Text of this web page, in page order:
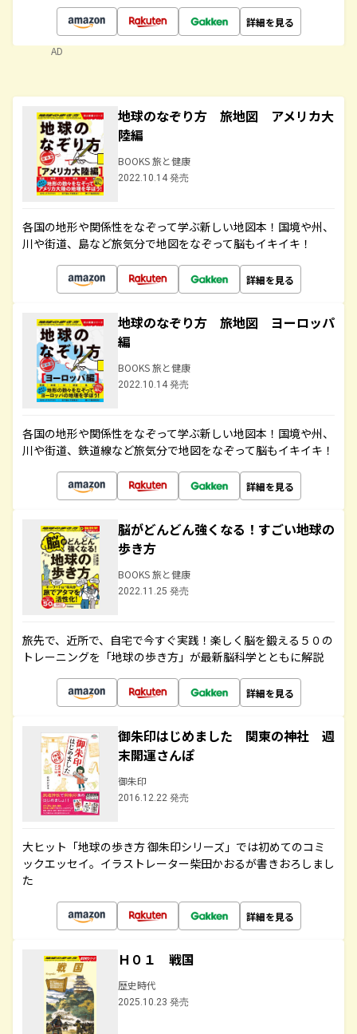
詳細を見る
AD
地球のなぞり方 旅地図 アメリカ大
陸編
BOOKS 旅と健康
2022.10.14 発売
各国の地形や関係性をなぞって学ぶ新しい地図本！国境や州、
川や街道、島など旅気分で地図をなぞって脳もイキイキ！
詳細を見る
地球のなぞり方 旅地図 ヨーロッパ
編
BOOKS 旅と健康
2022.10.14 発売
各国の地形や関係性をなぞって学ぶ新しい地図本！国境や州、
川や街道、鉄道線など旅気分で地図をなぞって脳もイキイキ！
詳細を見る
脳がどんどん強くなる！すごい地球の
歩き方
BOOKS 旅と健康
2022.11.25 発売
旅先で、近所で、自宅で今すぐ実践！楽しく脳を鍛える５０の
トレーニングを「地球の歩き方」が最新脳科学とともに解説
詳細を見る
御朱印はじめました 関東の神社 週
末開運さんぽ
御朱印
2016.12.22 発売
大ヒット「地球の歩き方 御朱印シリーズ」では初めてのコミ
ックエッセイ。イラストレーター柴田かおるが書きおろしまし
た
詳細を見る
Ｈ０１ 戦国
歴史時代
2025.10.23 発売